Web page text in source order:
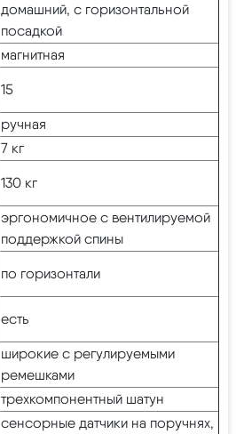
домашний, с горизонтальной
посадкой
магнитная
15
ручная
7 кг
130 кг
эргономичное с вентилируемой
поддержкой спины
по горизонтали
есть
широкие с регулируемыми
ремешками
трехкомпонентный шатун
сенсорные датчики на поручнях,